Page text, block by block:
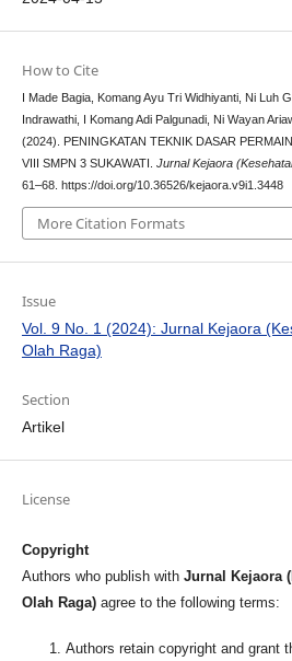
How to Cite
I Made Bagia, Komang Ayu Tri Widhiyanti, Ni Luh
Indrawathi, I Komang Adi Palgunadi, Ni Wayan
(2024). PENINGKATAN TEKNIK DASAR
VIII SMPN 3 SUKAWATI. Jurnal Kejaora
61–68. https://doi.org/10.36526/kejaora.v9i1.3448
More Citation Formats
Issue
Vol. 9 No. 1 (2024): Jurnal Kejaora
Olah Raga)
Section
Artikel
License
Copyright
Authors who publish with Jurnal Kejaora
Olah Raga)agree to the following terms:
Authors retain copyright and grant